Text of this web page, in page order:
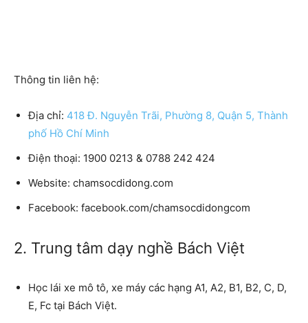
Thông tin liên hệ:
Địa chỉ: 418 Đ. Nguyễn Trãi, Phường 8, Quận 5, Thành
phố Hồ Chí Minh
Điện thoại: 1900 0213 & 0788 242 424
Website: chamsocdidong.com
Facebook: facebook.com/chamsocdidongcom
2. Trung tâm dạy nghề Bách Việt
Học lái xe mô tô, xe máy các hạng A1, A2, B1, B2, C, D,
E, Fc tại Bách Việt.